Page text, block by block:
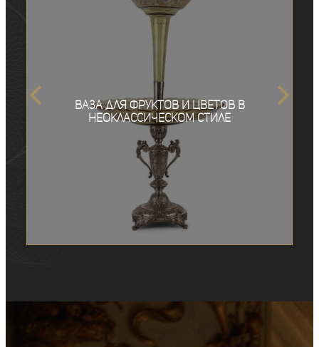
Ваза для фруктов и цветов в
неоклассическом стиле